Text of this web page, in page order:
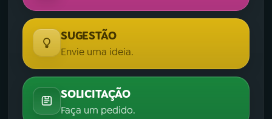
SUGESTÃO
Envie uma ideia.
SOLICITAÇÃO
Faça um pedido.